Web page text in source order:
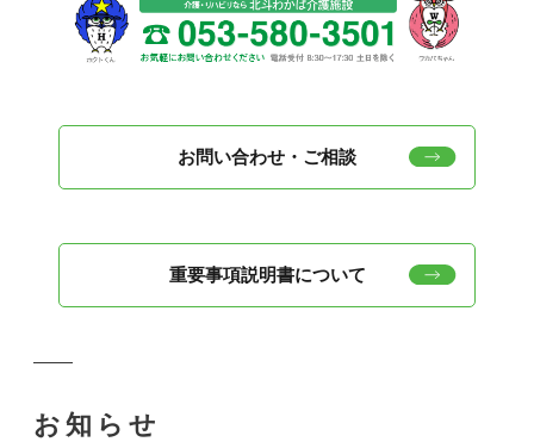
お問い合わせ・ご相談
重要事項説明書について
お知らせ